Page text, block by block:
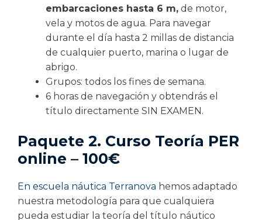
embarcaciones hasta 6 m, de motor,
vela y motos de agua. Para navegar
durante el día hasta 2 millas de distancia
de cualquier puerto, marina o lugar de
abrigo.
Grupos: todos los fines de semana.
6 horas de navegación y obtendrás el
título directamente SIN EXAMEN.
Paquete 2. Curso Teoría PER
online – 100€
En escuela náutica Terranova hemos adaptado
nuestra metodología para que cualquiera
pueda estudiar la teoría del título náutico